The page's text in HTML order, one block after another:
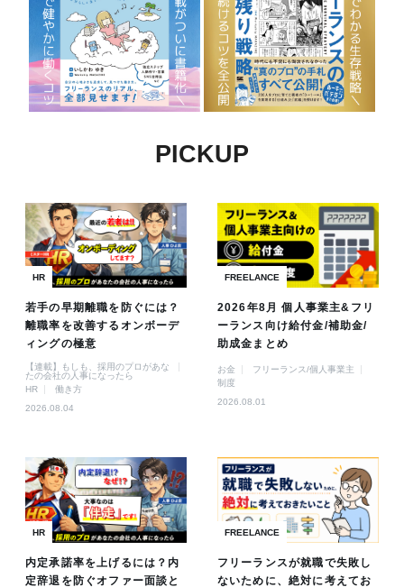
PICKUP
HR
若手の早期離職を防ぐには？
離職率を改善するオンボーデ
ィングの極意
【連載】もしも、採用のプロがあな
たの会社の人事になったら
HR
働き方
2026.08.04
FREELANCE
2026年8月 個人事業主&フリ
ーランス向け給付金/補助金/
助成金まとめ
お金
フリーランス/個人事業主
制度
2026.08.01
HR
内定承諾率を上げるには？内
定辞退を防ぐオファー面談と
FREELANCE
フリーランスが就職で失敗し
ないために、絶対に考えてお